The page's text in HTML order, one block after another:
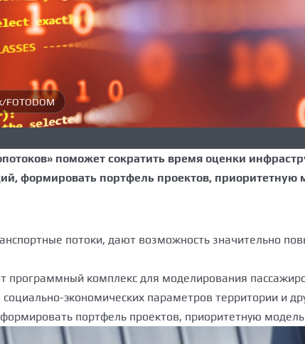
поможет сократить время оценки
формировать портфель проектов, приоритетную
потоки, дают возможность значительно
комплекс для моделирования
экономических параметров территории и
портфель проектов, приоритетную